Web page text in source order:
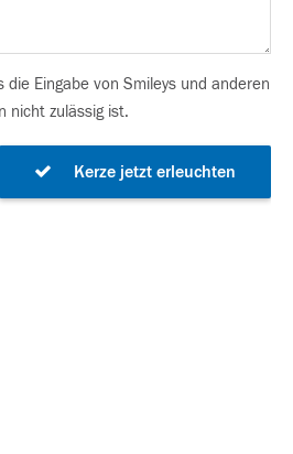
Eingabe von Smileys und anderen
nicht zulässig ist.
Kerze jetzt erleuchten